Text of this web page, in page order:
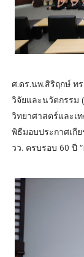
ศ.ดร.นพ.สิริฤกษ์ ท
วิจัยและนวัตกรรม
วิทยาศาสตร์และเ
พิธีมอบประกาศเกี
วว. ครบรอบ 60 ปี